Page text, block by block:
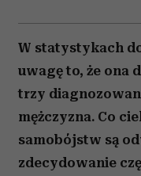
W statystykach
uwagę to, że ona
trzy
mężczyzna. Co
samobójstw są
zdecydowanie